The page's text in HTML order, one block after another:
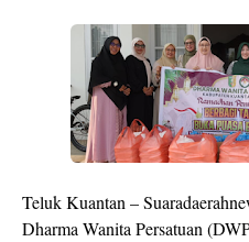
Teluk Kuantan –
Dharma Wanita Persatuan